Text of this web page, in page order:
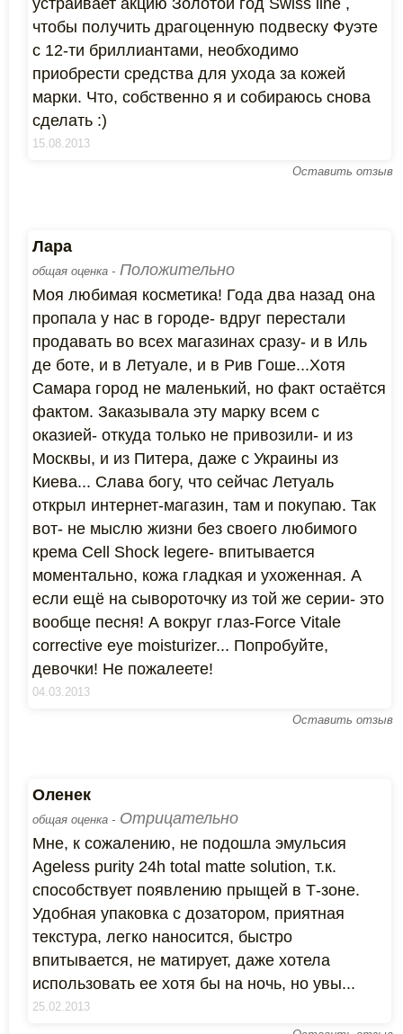
устраивает акцию Золотой год Swiss line ,
чтобы получить драгоценную подвеску Фуэте
с 12-ти бриллиантами, необходимо
приобрести средства для ухода за кожей
марки. Что, собственно я и собираюсь снова
сделать :)
15.08.2013
Оставить отзыв
Лара
общая оценка - Положительно
Моя любимая косметика! Года два назад она
пропала у нас в городе- вдруг перестали
продавать во всех магазинах сразу- и в Иль
де боте, и в Летуале, и в Рив Гоше...Хотя
Самара город не маленький, но факт остаётся
фактом. Заказывала эту марку всем с
оказией- откуда только не привозили- и из
Москвы, и из Питера, даже с Украины из
Киева... Слава богу, что сейчас Летуаль
открыл интернет-магазин, там и покупаю. Так
вот- не мыслю жизни без своего любимого
крема Cell Shock legere- впитывается
моментально, кожа гладкая и ухоженная. А
если ещё на сывороточку из той же серии- это
вообще песня! А вокруг глаз-Force Vitale
corrective eye moisturizer... Попробуйте,
девочки! Не пожалеете!
04.03.2013
Оставить отзыв
Оленек
общая оценка - Отрицательно
Мне, к сожалению, не подошла эмульсия
Аgeless purity 24h total matte solution, т.к.
способствует появлению прыщей в Т-зоне.
Удобная упаковка с дозатором, приятная
текстура, легко наносится, быстро
впитывается, не матирует, даже хотела
использовать ее хотя бы на ночь, но увы...
25.02.2013